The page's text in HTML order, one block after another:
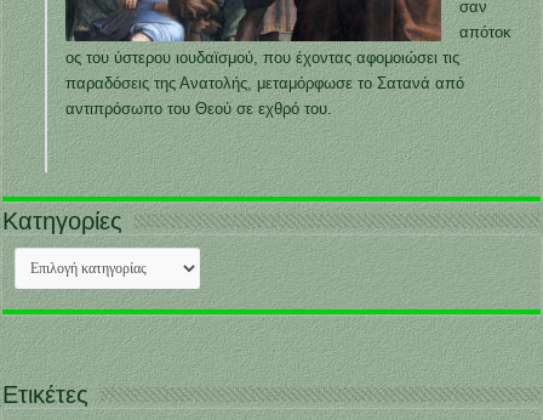
σαν
απότοκ
ος του ύστερου ιουδαϊσμού, που έχοντας αφομοιώσει τις
παραδόσεις της Ανατολής, μεταμόρφωσε το Σατανά από
αντιπρόσωπο του Θεού σε εχθρό του.
Κατηγορίες
Κατηγορίες
Ετικέτες